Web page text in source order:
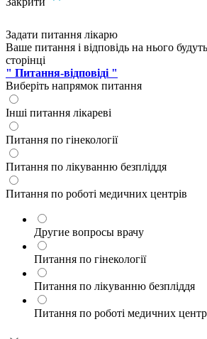
Задати питання лікарю
Ваше питання і відповідь на нього
сторінці
" Питання-відповіді "
Виберіть напрямок питання
Інші питання лікареві
Питання по гінекології
Питання по лікуванню безпліддя
Питання по роботі медичних центрів
Другие вопросы врачу
Питання по гінекології
Питання по лікуванню безпліддя
Питання по роботі медичних